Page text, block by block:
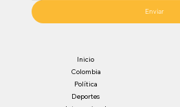
Enviar
Inicio
Colombia
Política
Deportes